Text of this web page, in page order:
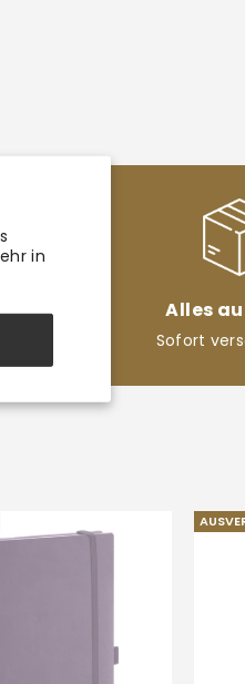
in
Alles
Sofort